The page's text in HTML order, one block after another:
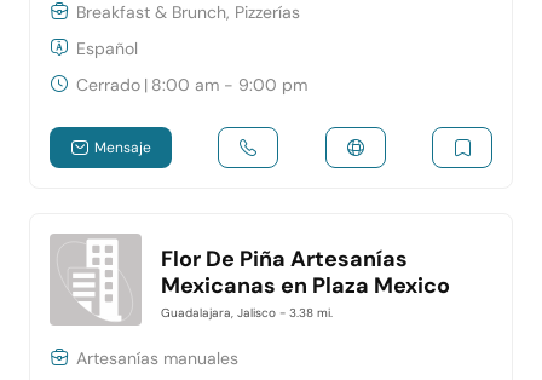
Breakfast & Brunch, Pizzerías
Español
Cerrado | 8:00 am - 9:00 pm
Mensaje
Flor De Piña Artesanías
Mexicanas en Plaza Mexico
Guadalajara, Jalisco - 3.38 mi.
Artesanías manuales